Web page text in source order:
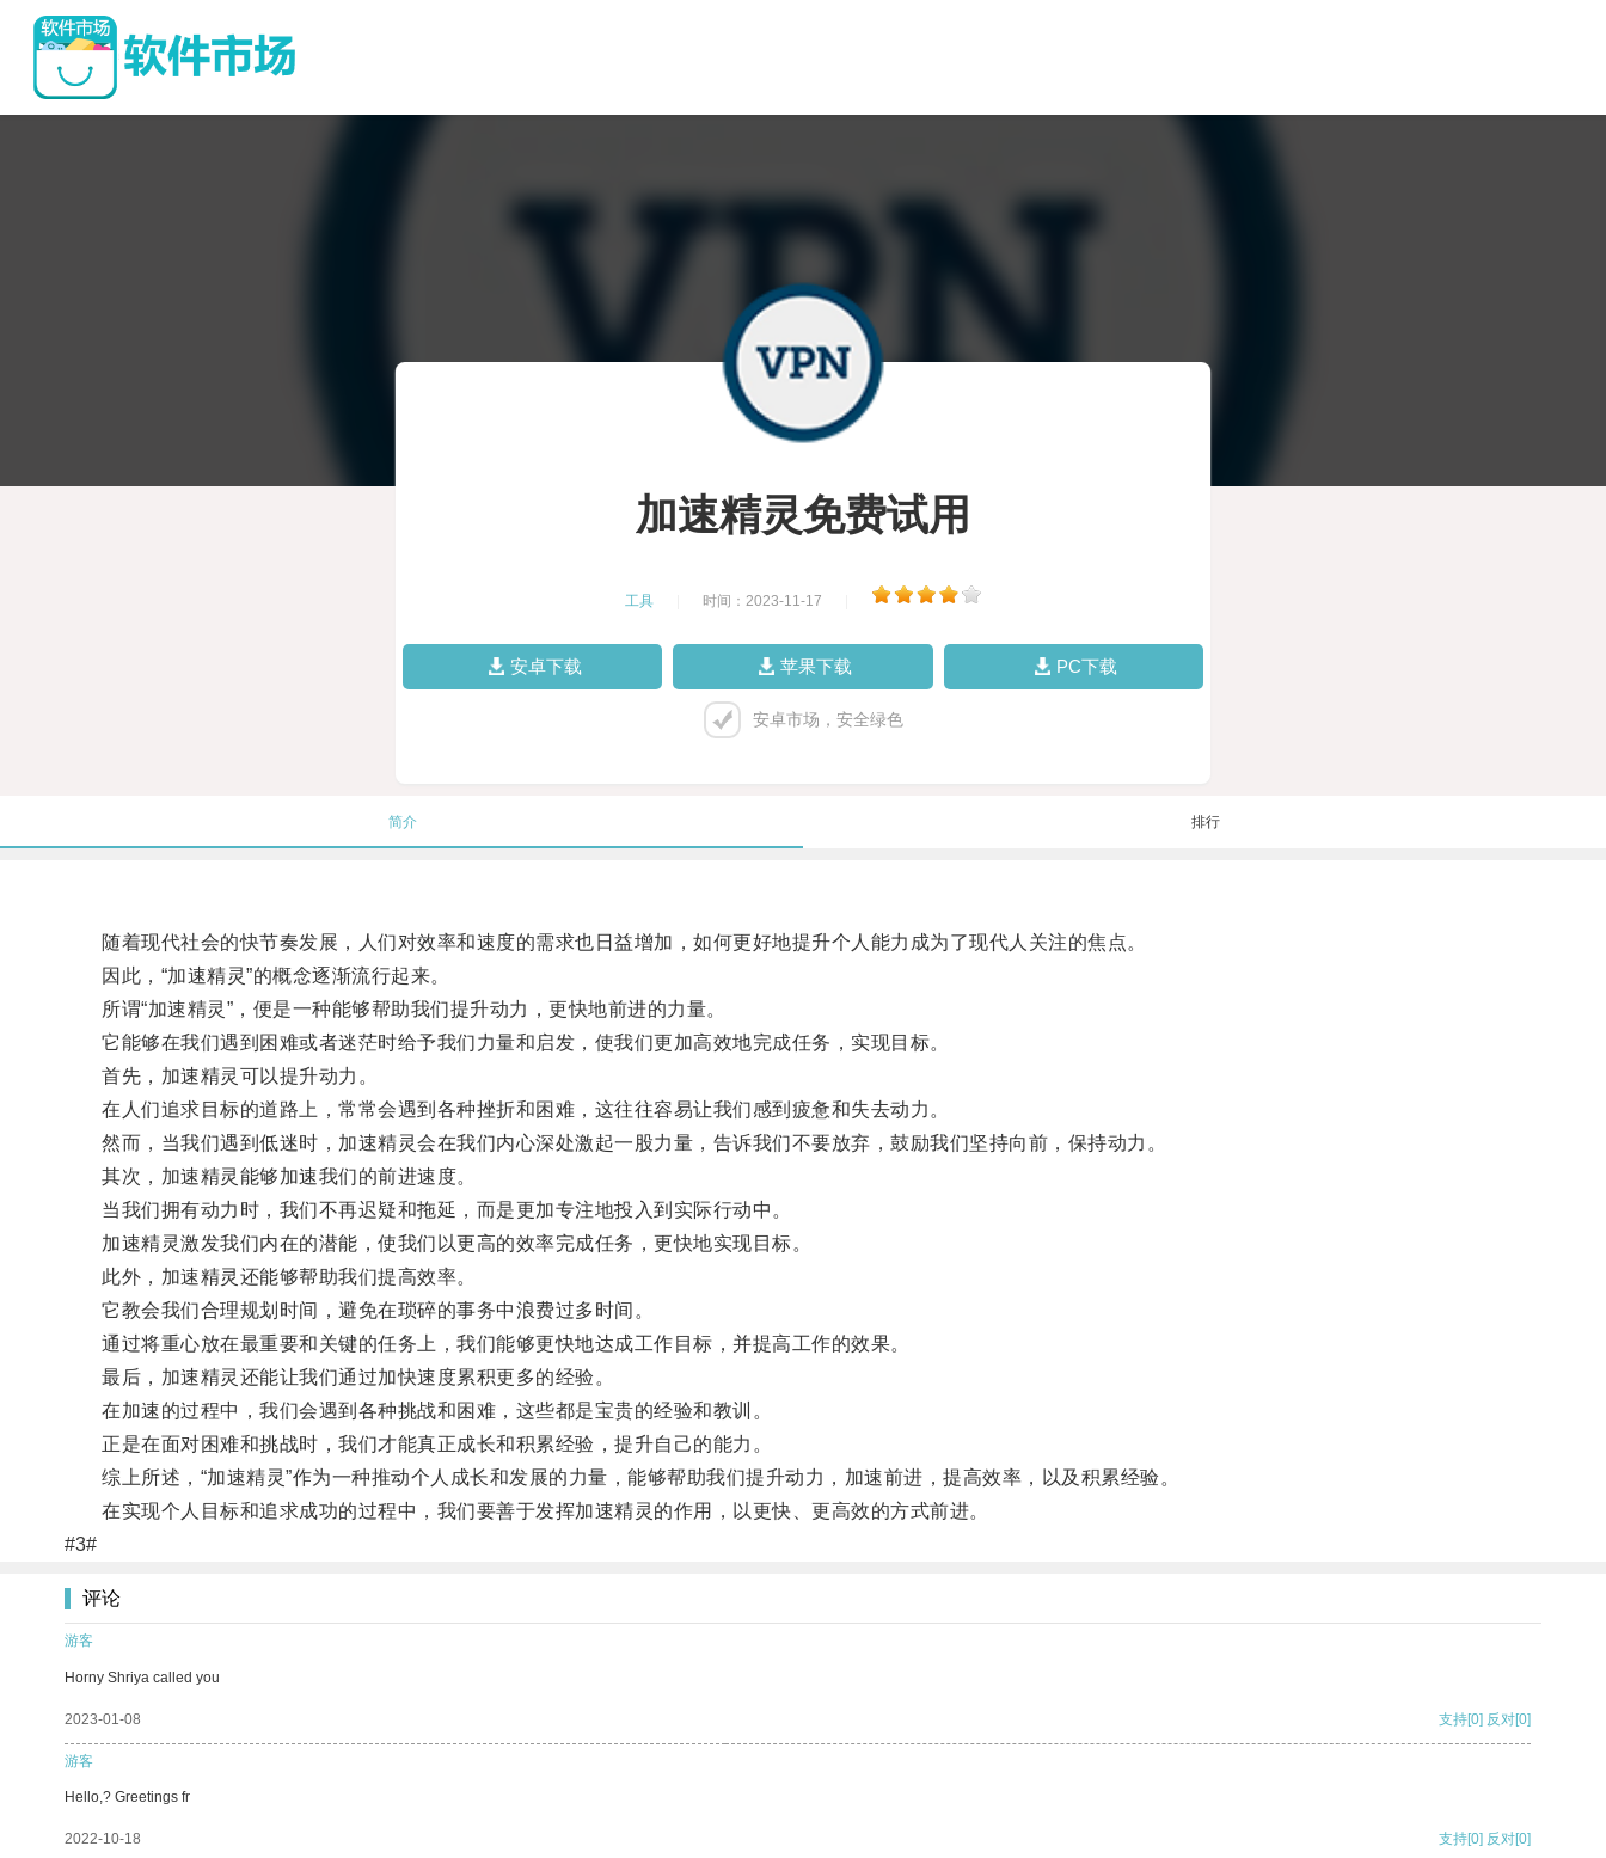
加速精灵免费试用
工具 时间：2023-11-17
安卓下载 苹果下载 PC下载
安卓市场，安全绿色
简介 排行
随着现代社会的快节奏发展，人们对效率和速度的需求也日益增加，如何更好地提升个人能力成为了现代人关注的焦点。
因此，“加速精灵”的概念逐渐流行起来。
所谓“加速精灵”，便是一种能够帮助我们提升动力，更快地前进的力量。
它能够在我们遇到困难或者迷茫时给予我们力量和启发，使我们更加高效地完成任务，实现目标。
首先，加速精灵可以提升动力。
在人们追求目标的道路上，常常会遇到各种挫折和困难，这往往容易让我们感到疲惫和失去动力。
然而，当我们遇到低迷时，加速精灵会在我们内心深处激起一股力量，告诉我们不要放弃，鼓励我们坚持向前，保持动力。
其次，加速精灵能够加速我们的前进速度。
当我们拥有动力时，我们不再迟疑和拖延，而是更加专注地投入到实际行动中。
加速精灵激发我们内在的潜能，使我们以更高的效率完成任务，更快地实现目标。
此外，加速精灵还能够帮助我们提高效率。
它教会我们合理规划时间，避免在琐碎的事务中浪费过多时间。
通过将重心放在最重要和关键的任务上，我们能够更快地达成工作目标，并提高工作的效果。
最后，加速精灵还能让我们通过加快速度累积更多的经验。
在加速的过程中，我们会遇到各种挑战和困难，这些都是宝贵的经验和教训。
正是在面对困难和挑战时，我们才能真正成长和积累经验，提升自己的能力。
综上所述，“加速精灵”作为一种推动个人成长和发展的力量，能够帮助我们提升动力，加速前进，提高效率，以及积累经验。
在实现个人目标和追求成功的过程中，我们要善于发挥加速精灵的作用，以更快、更高效的方式前进。
#3#
评论
游客
Horny Shriya called you
2023-01-08 支持[0] 反对[0]
游客
Hello,? Greetings fr
2022-10-18 支持[0] 反对[0]